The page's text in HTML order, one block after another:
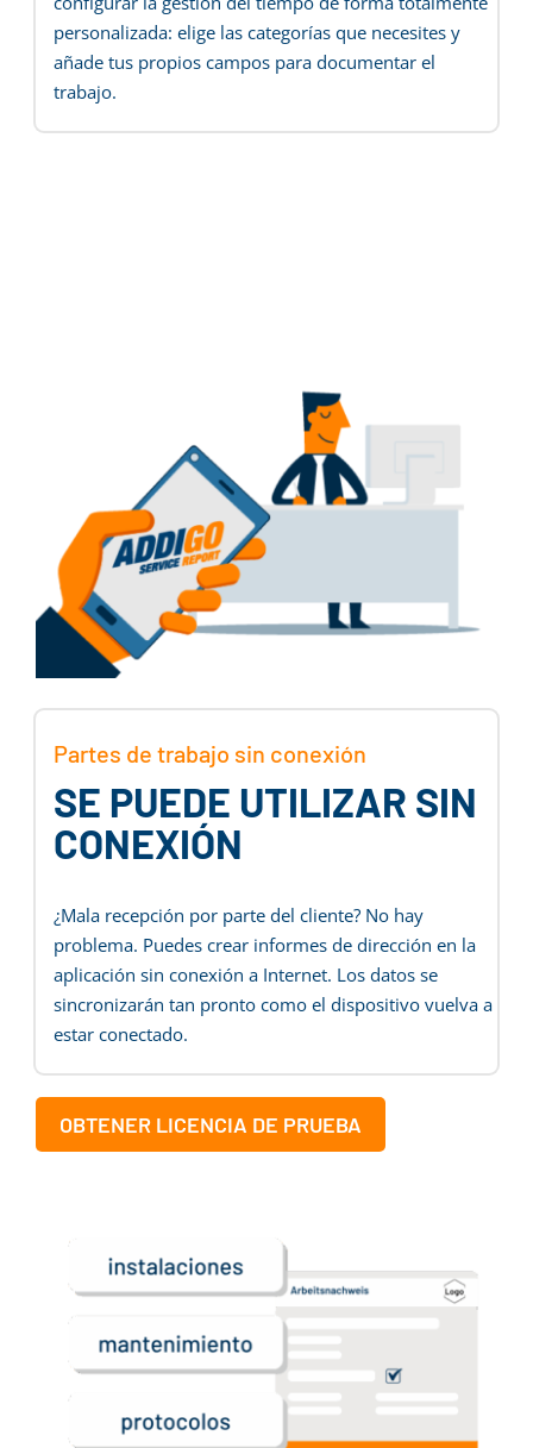
personalizada: elige las categorías que necesites y
añade tus propios campos para documentar el
trabajo.
Partes de trabajo sin conexión
SE PUEDE UTILIZAR SIN
CONEXIÓN
¿Mala recepción por parte del cliente? No hay
problema. Puedes crear informes de dirección en la
aplicación sin conexión a Internet. Los datos se
sincronizarán tan pronto como el dispositivo vuelva a
estar conectado.
OBTENER LICENCIA DE PRUEBA